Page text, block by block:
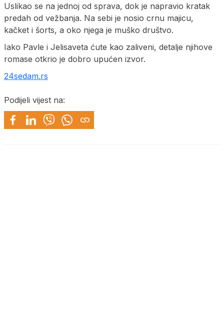
Uslikao se na jednoj od sprava, dok je napravio kratak
predah od vežbanja. Na sebi je nosio crnu majicu,
kačket i šorts, a oko njega je muško društvo.
Iako Pavle i Jelisaveta ćute kao zaliveni, detalje njihove
romase otkrio je dobro upućen izvor.
24sedam.rs
Podijeli vijest na: